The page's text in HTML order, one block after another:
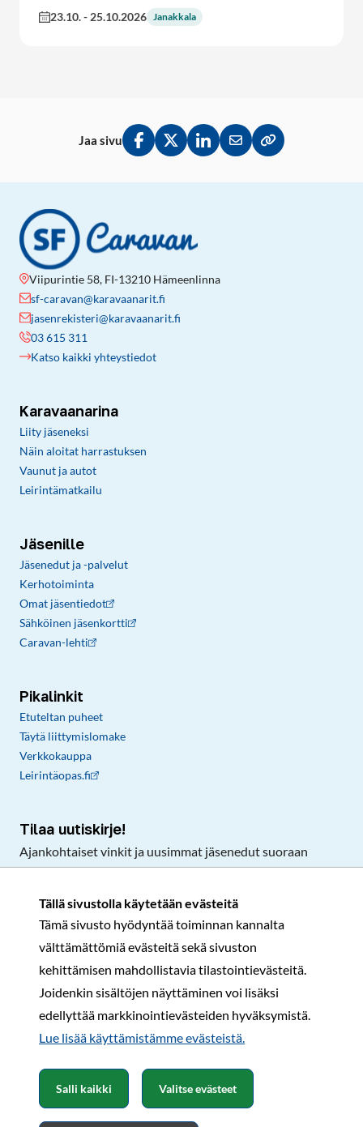
Tällä sivustolla käytetään evästeitä
Tämä sivusto hyödyntää toiminnan kannalta
välttämättömiä evästeitä sekä sivuston
kehittämisen mahdollistavia tilastointievästeitä.
Joidenkin sisältöjen näyttäminen voi lisäksi
edellyttää markkinointievästeiden hyväksymistä.
Lue lisää käyttämistämme evästeistä.​​​​​​
Salli kaikki Valitse evästeet
23.10.- 25.10.2026 Janakkala
Jaa sivu
Jaa Facebookissa
Jaa Twitterissä
Jaa LinkedInissä
Jaa sähköpostitse
Kopioi linkki
Viipurintie 58, FI-13210 Hämeenlinna
sf-caravan@karavaanarit.fi
jasenrekisteri@karavaanarit.fi
03 615 311
Katso kaikki yhteystiedot
Karavaanarina
Liity jäseneksi
Näin aloitat harrastuksen
Vaunut ja autot
Leirintämatkailu
Jäsenille
Jäsenedut ja -palvelut
Kerhotoiminta
Omat jäsentiedot
Sähköinen jäsenkortti
Caravan-lehti
Pikalinkit
Etuteltan puheet
Täytä liittymislomake
Verkkokauppa
Leirintäopas.fi
Tilaa uutiskirje!
Ajankohtaiset vinkit ja uusimmat jäsenedut suoraan
Rekisteri- ja tietosuojaselosteSopimusehdot